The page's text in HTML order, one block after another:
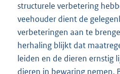
structurele verbetering
veehouder dient de
verbeteringen aan te
herhaling blijkt dat
leiden en de dieren ernstig
dieren in bewaring nemen.